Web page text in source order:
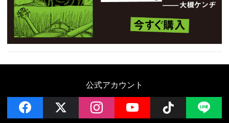
公式アカウント
facebook instagramYouTube Follow